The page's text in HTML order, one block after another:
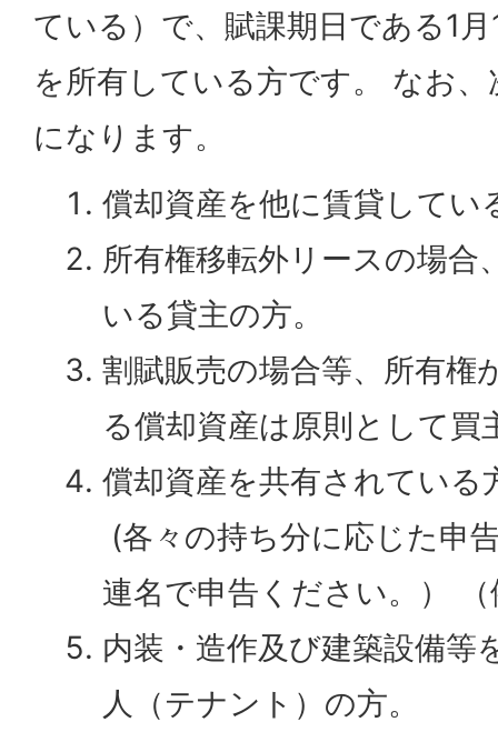
ている）で、賦課期日である1
を所有している方です。 なお
になります。
償却資産を他に賃貸してい
所有権移転外リースの場合
いる貸主の方。
割賦販売の場合等、所有権
る償却資産は原則として買
償却資産を共有されている
(各々の持ち分に応じた申
連名で申告ください。）
内装・造作及び建築設備等
人（テナント）の方。